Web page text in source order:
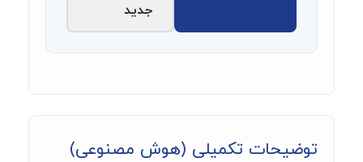
جدید
توضیحات تکمیلی (هوش مصنوعی)